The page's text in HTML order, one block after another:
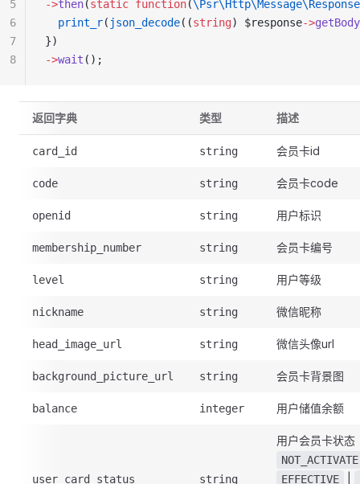
->then(static function(
  print_r
( json_decode((string) $response->getBody
})
->wait ();
5
6
7
8
返回字典 类型 描述
card_id string 会员卡id
code string 会员卡code
openid string 用户标识
membership_number string 会员卡编号
level string 用户等级
nickname string 微信昵称
head_image_url string 微信头像url
background_picture_url string 会员卡背景图
balance integer 用户储值余额
user_card_status string
用户会员卡状态
NOT_ACTIVATE
EFFECTIVE